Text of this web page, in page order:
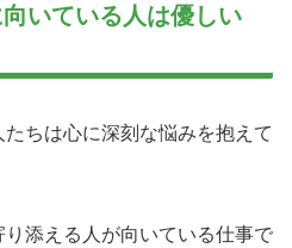
いている人は優しい
ちは心に深刻な悩みを抱えて
添える人が向いている仕事で